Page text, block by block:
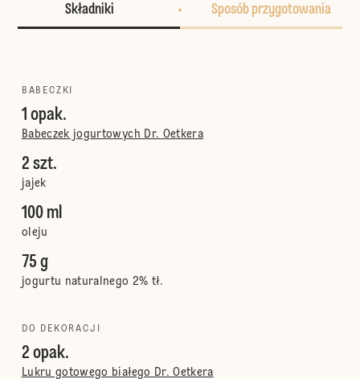
Składniki Sposób przygotowania
BABECZKI
1 opak.
Babeczek jogurtowych Dr. Oetkera
2 szt.
jajek
100 ml
oleju
75 g
jogurtu naturalnego 2% tł.
DO DEKORACJI
2 opak.
Lukru gotowego białego Dr. Oetkera